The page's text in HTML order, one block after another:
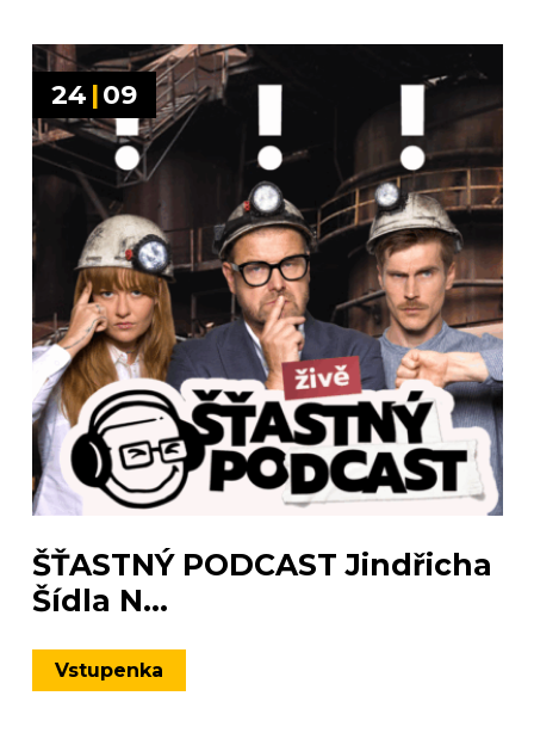
24 |09
ŠŤASTNÝ PODCAST Jindřicha
Šídla N...
Vstupenka